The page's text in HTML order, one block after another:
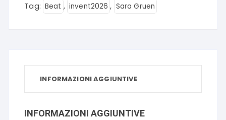
Tag: Beat , invent2026 , Sara Gruen
INFORMAZIONI AGGIUNTIVE
INFORMAZIONI AGGIUNTIVE